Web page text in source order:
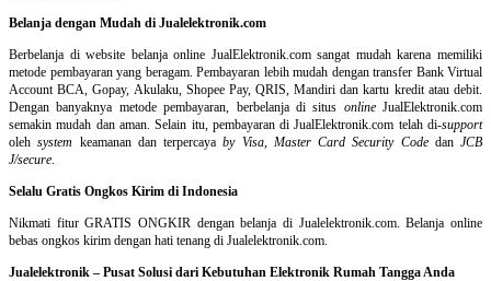
Belanja dengan Mudah di Jualelektronik.com
Berbelanja diwebsite belanja online JualElektronik.com sangat mudah karena memiliki
metode pembayaran yang beragam. Pembayaran lebih mudah dengan transfer Bank Virtual
Account BCA, Gopay, Akulaku, Shopee Pay, QRIS, Mandiri dan kartu kredit atau debit.
Dengan banyaknya metode pembayaran, berbelanja di situs onlineJualElektronik.com
semakin mudah dan aman. Selain itu, pembayaran di JualElektronik.com telah di-support
olehsystem keamanan dan terpercayaby Visa, Master Card Security Codedan JCB
J/secure.
Selalu Gratis Ongkos Kirim di Indonesia
Nikmati fitur GRATIS ONGKIR dengan belanja di Jualelektronik.com. Belanja online
bebas ongkos kirim dengan hati tenang di Jualelektronik.com.
Jualelektronik – Pusat Solusi dari Kebutuhan Elektronik Rumah Tangga Anda